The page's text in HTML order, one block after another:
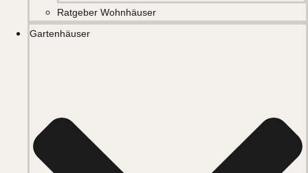
Ratgeber Wohnhäuser
Gartenhäuser